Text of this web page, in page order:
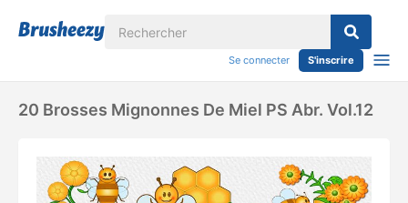
Se connecter S'inscrire
20 Brosses Mignonnes De Miel PS Abr. Vol.12